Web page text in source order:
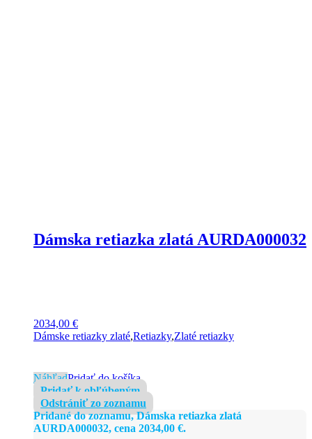
Dámska retiazka zlatá AURDA000032
2034,00 €
Dámske retiazky zlaté,Retiazky,Zlaté retiazky
NáhľadPridať do košíka
Pridať k obľúbeným
Odstrániť zo zoznamu
Pridané do zoznamu, Dámska retiazka zlatá
AURDA000032, cena 2034,00 €.